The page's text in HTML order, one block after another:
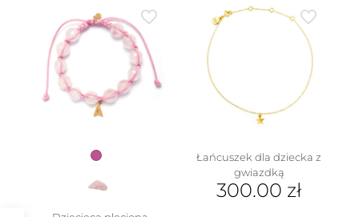
Łańcuszek dla dziecka z
gwiazdką
300.00 zł